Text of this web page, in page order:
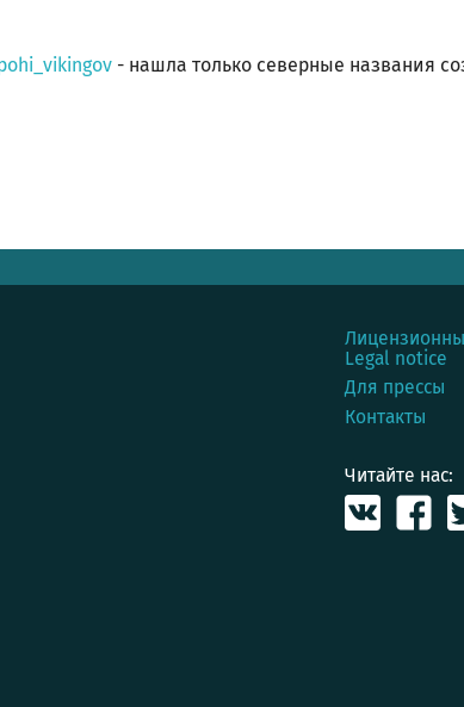
- нашла только северные названия
Legal notice
Для прессы
Контакты
Читайте нас: